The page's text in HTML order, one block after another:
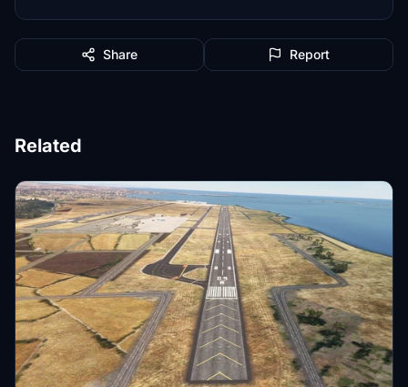
Share Report
Related